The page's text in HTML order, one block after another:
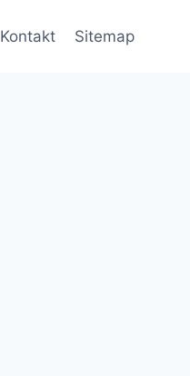
Kontakt Sitemap